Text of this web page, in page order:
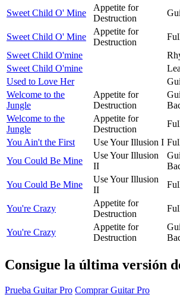
Sweet Child O' Mine
Appetite for
Destruction
Sweet Child O' Mine
Appetite for
Destruction
Sweet Child O'mine
Sweet Child O'mine
Used to Love Her
Welcome to the
Jungle
Appetite for
Destruction
Welcome to the
Jungle
Appetite for
Destruction
You Ain't the First
Use Your Illusion I
You Could Be Mine
Use Your Illusion
II
You Could Be Mine
Use Your Illusion
II
You're Crazy
Appetite for
Destruction
You're Crazy
Appetite for
Destruction
Consigue la última versión
Prueba Guitar Pro Comprar Guitar Pro